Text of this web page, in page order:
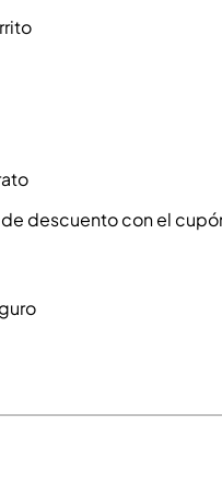
descuento con el